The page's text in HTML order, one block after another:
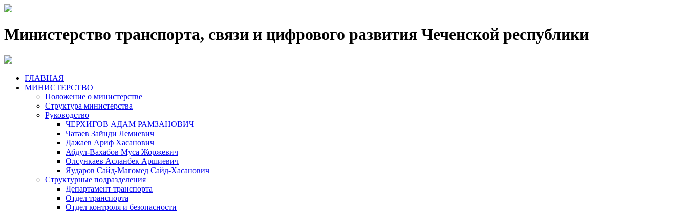
Министерство транспорта, связи и цифрового развития Чеченской республики
ГЛАВНАЯ
МИНИСТЕРСТВО
Положение о министерстве
Структура министерства
Руководство
ЧЕРХИГОВ АДАМ РАМЗАНОВИЧ
Чатаев Зайнди Лемиевич
Дажаев Ариф Хасанович
Абдул-Вахабов Муса Жоржевич
Олсункаев Асланбек Аршиевич
Яударов Сайд-Магомед Сайд-Хасанович
Структурные подразделения
Департамент транспорта
Отдел транспорта
Отдел контроля и безопасности